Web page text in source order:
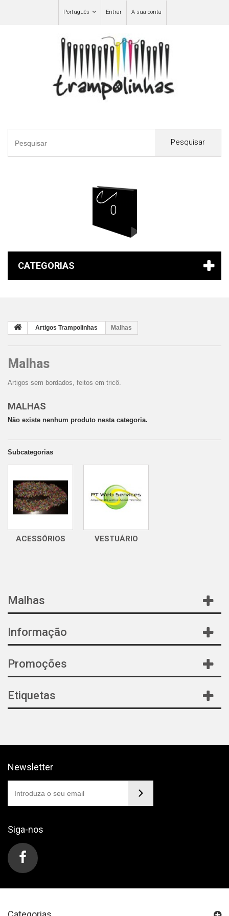
Português Entrar A sua conta
Pesquisar
0
CATEGORIAS
Artigos Trampolinhas Malhas
Malhas
Artigos sem bordados, feitos em tricô.
MALHAS
Não existe nenhum produto nesta categoria.
Subcategorias
ACESSÓRIOS VESTUÁRIO
Malhas
Informação
Promoções
Etiquetas
Newsletter
Siga-nos